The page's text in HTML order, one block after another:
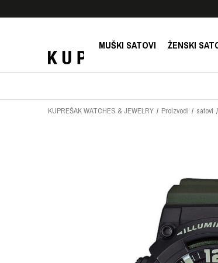
MUŠKI SATOVI ŽENSKI
KUPREŠAK WATCHES & JEWELRY Proizvodi satovi